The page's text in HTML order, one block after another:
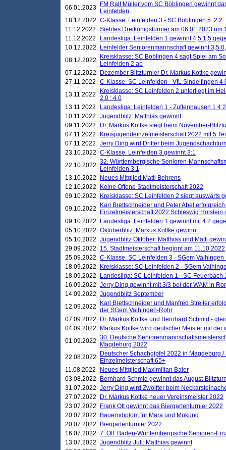
06.01.2023
FM Ralf Müller vom SC Böblingen gewinnt
Leinfelden
18.12.2022 C-Klasse: Leinfelden 3 - SC Böblingen 5. 2:2
11.12.2022
Siebtes Dreikönigsturnier am 06.01.2023 um
11.12.2022
Landesliga: Leinfelden 1 gewinnt 4,5:1,5
10.12.2022
Leinfelder Seniorenmannschaft gewinnt
08.12.2022
Kreisklasse: SC Böblingen 4 sagt Spiel am
Leinfelden 2 ab
07.12.2022
Dezember Blitzturnier Dr. Markus Kottke
27.11.2022
C-Klasse: SC Leinfelden - VfL Sindelfingen 4
13.11.2022
Kreisklasse: SC Leinfelden 2 unterliegt im
2.0 : 4.0
13.11.2022
Landesliga: Leinfelden 1 - Zuffenhausen 1 4:2
10.11.2022
Jugendblitz: Matthias gewinnt
09.11.2022
Dr. Markus Kottke siegt beim November-
07.11.2022
Kreisjugendeinzelmeisterschaft 2022 mit 5
07.11.2022
Jerry Ding wird Dritter beim
23.10.2022 C-Klasse: Leinfelden 3 gewinnt 3:1
22.10.2022 32. Württembergische Senioren-
Leinfelden 3:1
13.10.2022
Neues Mitglied Matti Behrens
12.10.2022
Keine Offene Stadtmeisterschaft 2022
09.10.2022
Kreisklasse: SC Leinfelden 2 siegt auswärts
09.10.2022
Karl Brettschneider und Peter Abel
Einzelmeisterschaft 2022 Schleswig Holstein
09.10.2022
Landesliga: Leinfelden 1 gewinnt mit 4:2
05.10.2022 Oktoberblitz: Markus Kottke gewinnt
05.10.2022 Jugendblitz Oktober: Matthias und Matti
29.09.2022
15. Stadtmeisterschaft beginnt am 11.10.2022
25.09.2022 C-Klasse: SC Leinfelden 3 - SGem Vaihingen
18.09.2022
Kreisklasse: SC Leinfelden 2 - SGem
18.09.2022
Landesliga: SC Leinfelden 1 - SC Feuerbach
16.09.2022 Jerry Ding gewinnt mit 3/3 bei der WAM in
14.09.2022 Jugendblitz September
12.09.2022
Karl Brettschneider und Manfred Streiter
der SGem Vaihingen-Rohr
07.09.2022
Dr. Markus Kottke und Bernhard Schmid -
04.09.2022
Markus Kottke wird deutscher Meister mit
01.09.2022 30. Deutsche
Magdeburg 2022
22.08.2022
Deutscher Schachgipfel 2022 in Magdeburg
Einzelmeisterschaft 65+
11.08.2022
Neues Mitglied Maximilian Baier
03.08.2022
Bernhard Schmid gewinnt das August-
31.07.2022 Jerry Ding wird Zwölfter beim
27.07.2022
Dr. Markus Kottke neuer Vereinsmeister 2022
23.07.2022
Frank Ott gewinnt das Biergartenturnier 2022
20.07.2022
Bauerndiplom für Mara und Mukund
20.07.2022
Biergartenturnier 2022
16.07.2022 7. Off. Baden-Württembergische Senioren-
13.07.2022 Jugendblitz Juli: Matthias gewinnt